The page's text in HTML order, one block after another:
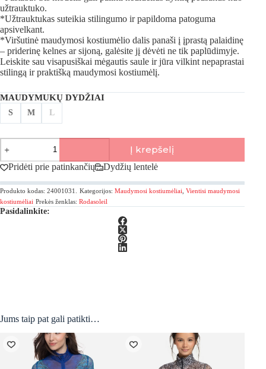
užtrauktuko.
*Užtrauktukas suteikia stilingumo ir papildoma patoguma
apsivelkant.
*Viršutinė maudymosi kostiumėlio dalis panaši į įprastą palaidinę
– priderinę kelnes ar sijoną, galėsite jį dėvėti ne tik paplūdimyje.
Leiskite sau visapusiškai mėgautis saule ir jūra vilkint nepaprastai
stilingą ir praktišką maudymosi kostiumėlį.
MAUDYMUKŲ DYDŽIAI
S M L
produkto
kiekis:
Rodasoleil,
Nude
Body-
Art
Išmanusis
vientisas
Į krepšelį
Pridėti prie patinkančių Dydžių lentelė
Produkto kodas: 24001031. Kategorijos: Maudymosi kostiumėliai Vientisi maudymosi
kostiumėliai Prekės ženklas: Rodasoleil
Pasidalinkite:
Jums taip pat gali patikti…